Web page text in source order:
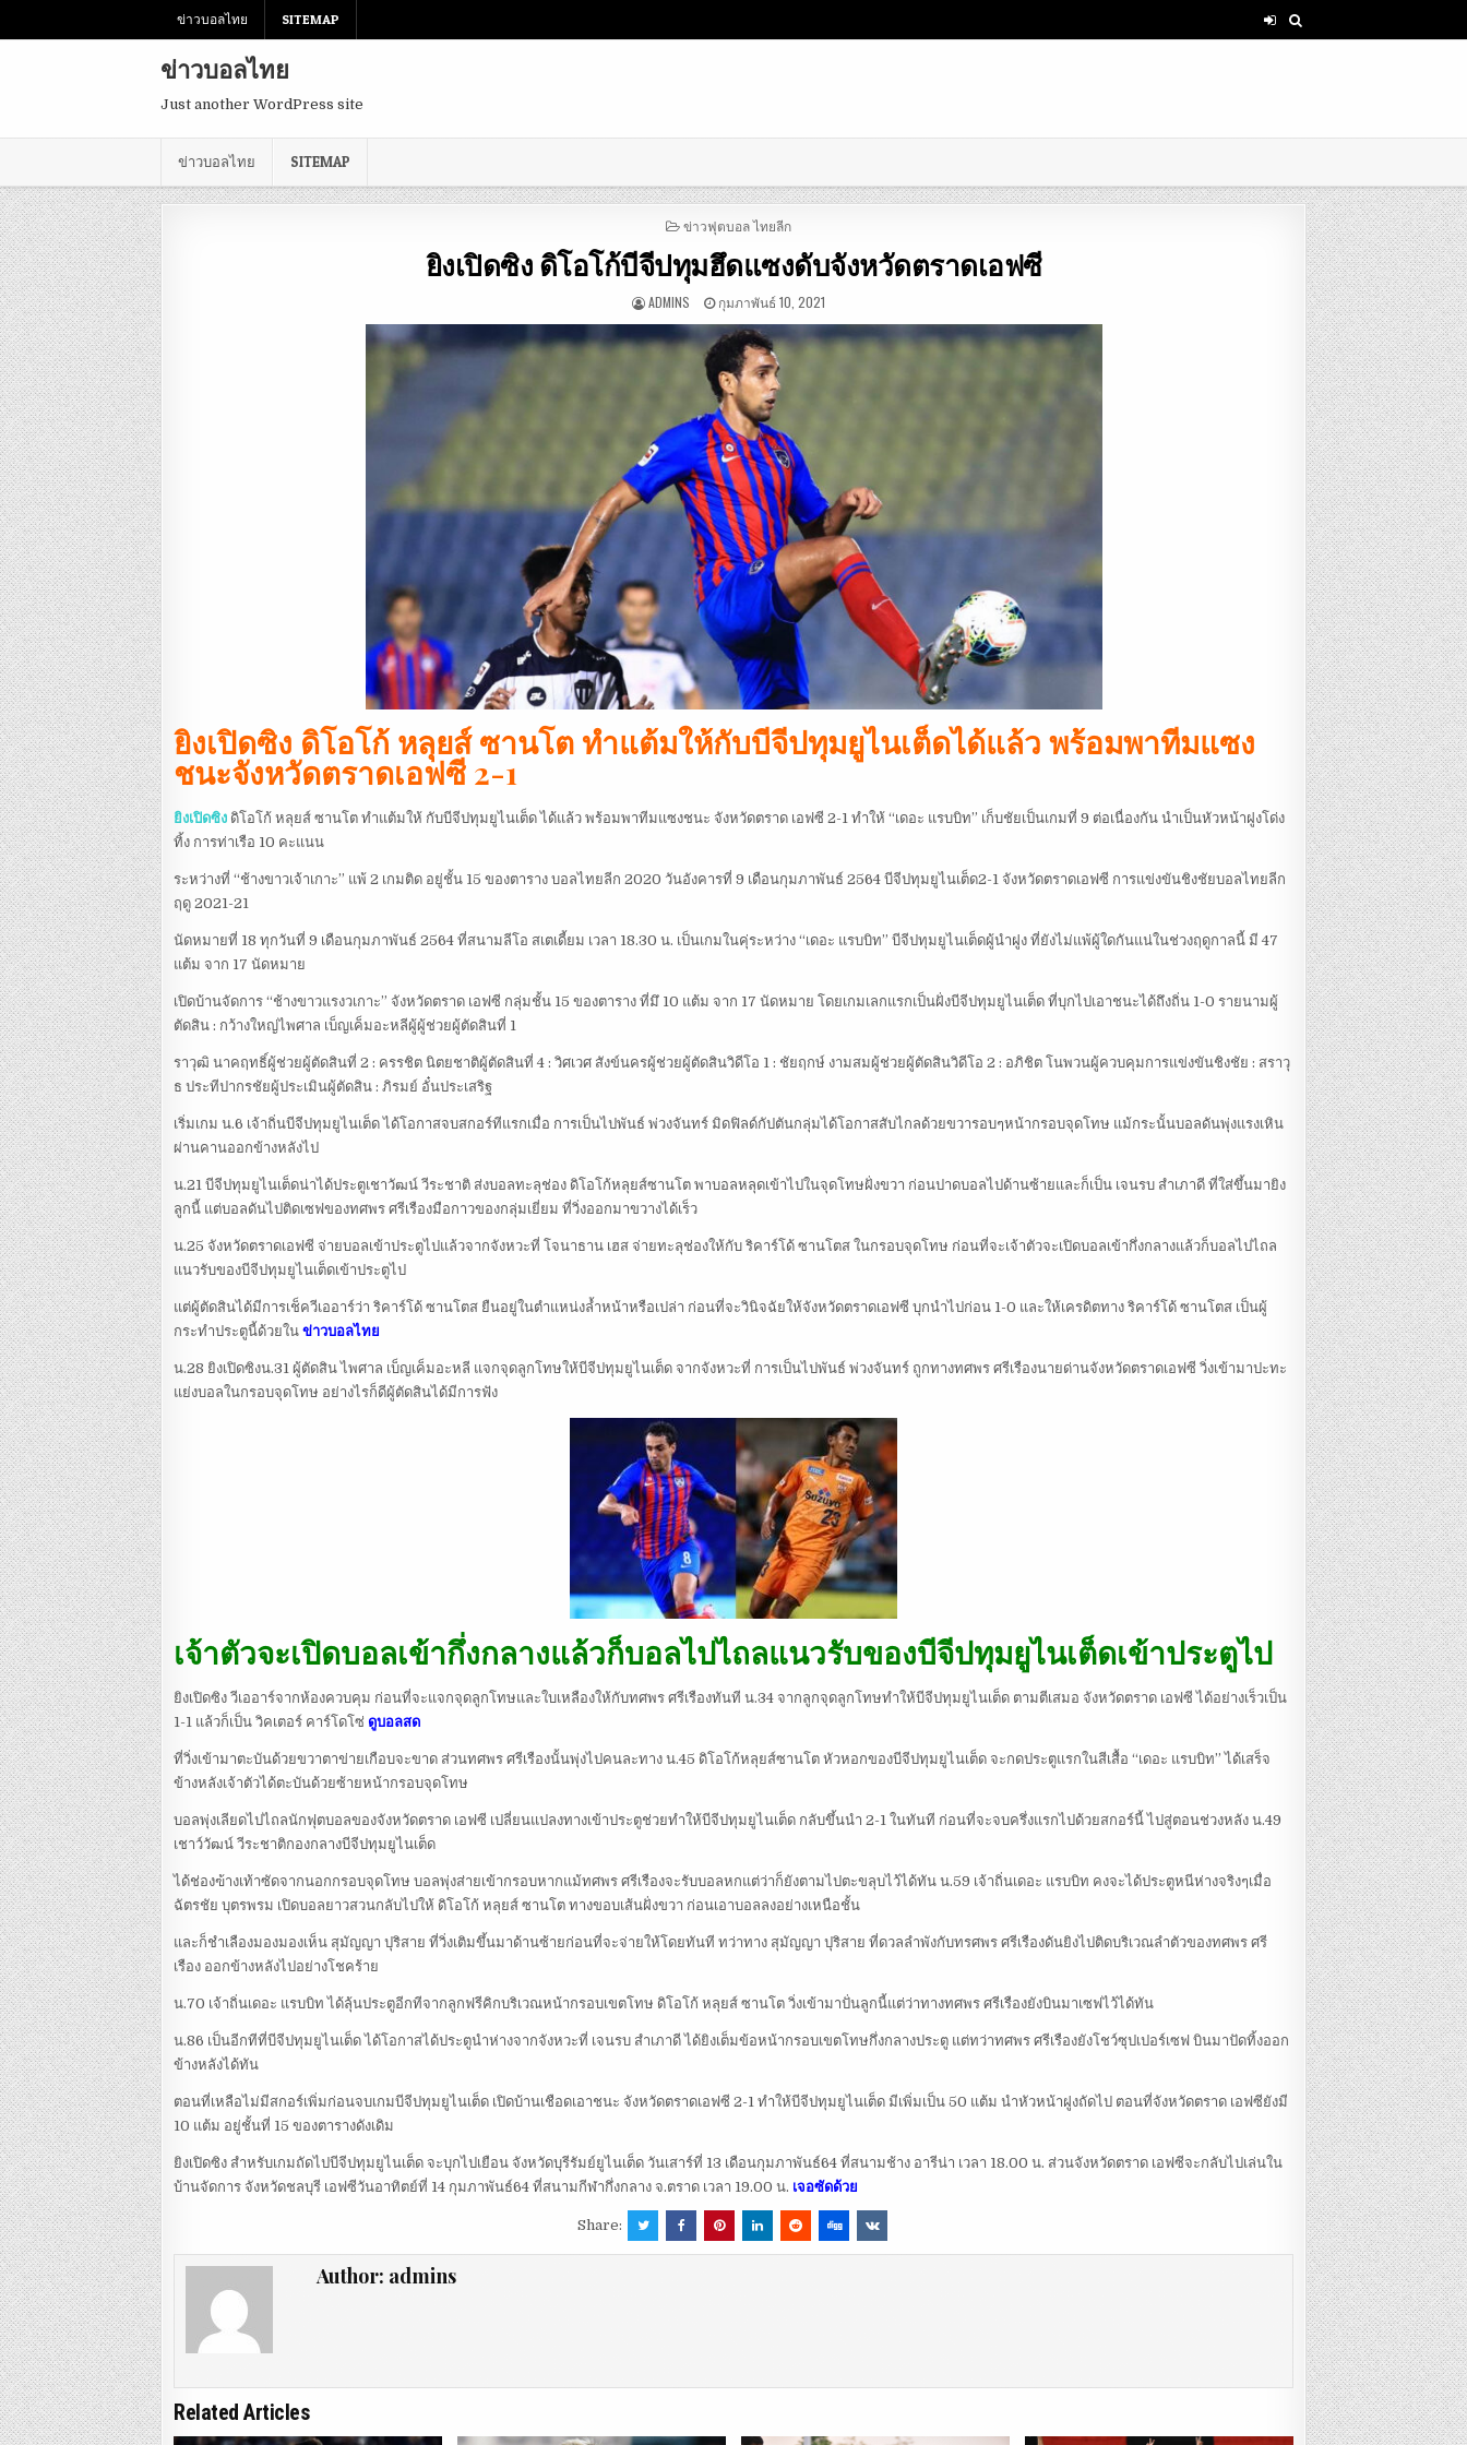
ข่าวบอลไทย SITEMAP
ข่าวบอลไทย
Just another WordPress site
ข่าวบอลไทย SITEMAP
POSTED
ข่าวฟุตบอล ไทยลีก
ยิงเปิดซิง ดิโอโก้บีจีปทุมฮึดแซงดับจังหวัดตราดเอฟซี
ADMINS กุมภาพันธ์ 10, 2021
ยิงเปิดซิง ดิโอโก้ หลุยส์ ซานโต ทำแต้มให้กับบีจีปทุมยูไนเต็ดได้แล้ว พร้อมพาทีมแซง
ชนะจังหวัดตราดเอฟซี 2-1
ยิงเปิดซิง ดิโอโก้ หลุยส์ ซานโต ทำแต้มให้ กับบีจีปทุมยูไนเต็ด ได้แล้ว พร้อมพาทีมแซงชนะ จังหวัดตราด เอฟซี 2-1 ทำให้ “เดอะ แรบบิท” เก็บชัยเป็นเกมที่ 9 ต่อเนื่องกัน นำเป็นหัวหน้าฝูงโด่ง
ทิ้ง การท่าเรือ 10 คะแนน
ระหว่างที่ “ช้างขาวเจ้าเกาะ” แพ้ 2 เกมติด อยู่ชั้น 15 ของตาราง บอลไทยลีก 2020 วันอังคารที่ 9 เดือนกุมภาพันธ์ 2564 บีจีปทุมยูไนเต็ด2-1 จังหวัดตราดเอฟซี การแข่งขันชิงชัยบอลไทยลีก
ฤดู 2021-21
นัดหมายที่ 18 ทุกวันที่ 9 เดือนกุมภาพันธ์ 2564 ที่สนามลีโอ สเตเดี้ยม เวลา 18.30 น. เป็นเกมในคุ่ระหว่าง “เดอะ แรบบิท” บีจีปทุมยูไนเต็ดผู้นำฝูง ที่ยังไม่แพ้ผู้ใดกันแน่ในช่วงฤดูกาลนี้ มี 47
แต้ม จาก 17 นัดหมาย
เปิดบ้านจัดการ “ช้างขาวแรงวเกาะ” จังหวัดตราด เอฟซี กลุ่มชั้น 15 ของตาราง ที่มึ 10 แต้ม จาก 17 นัดหมาย โดยเกมเลกแรกเป็นฝั่งบีจีปทุมยูไนเต็ด ที่บุกไปเอาชนะได้ถึงถิ่น 1-0 รายนามผู้
ตัดสิน : กว้างใหญ่ไพศาล เบ็ญเค็มอะหลีผู้ผู้ช่วยผู้ตัดสินที่ 1
ราวุฒิ นาคฤทธิ์ผู้ช่วยผู้ตัดสินที่ 2 : ครรชิต นิตยชาติผู้ตัดสินที่ 4 : วิศเวศ สังข์นครผู้ช่วยผู้ตัดสินวิดีโอ 1 : ชัยฤกษ์ งามสมผู้ช่วยผู้ตัดสินวิดีโอ 2 : อภิชิต โนพวนผู้ควบคุมการแข่งขันชิงชัย : สราวุ
ธ ประทีปากรชัยผู้ประเมินผู้ตัดสิน : ภิรมย์ อั๋นประเสริฐ
เริ่มเกม น.6 เจ้าถิ่นบีจีปทุมยูไนเต็ด ได้โอกาสจบสกอร์ทีแรกเมื่อ การเป็นไปพันธ์ พ่วงจันทร์ มิดฟิลด์กัปตันกลุ่มได้โอกาสสับไกลด้วยขวารอบๆหน้ากรอบจุดโทษ แม้กระนั้นบอลดันพุ่งแรงเหิน
ผ่านคานออกข้างหลังไป
น.21 บีจีปทุมยูไนเต็ดน่าได้ประตูเชาวัฒน์ วีระชาติ ส่งบอลทะลุช่อง ดิโอโก้หลุยส์ซานโต พาบอลหลุดเข้าไปในจุดโทษฝั่งขวา ก่อนปาดบอลไปด้านซ้ายและก็เป็น เจนรบ สำเภาดี ที่ใส่ขึ้นมายิง
ลูกนี้ แต่บอลดันไปติดเซฟของทศพร ศรีเรืองมือกาวของกลุ่มเยี่ยม ที่วิ่งออกมาขวางได้เร็ว
น.25 จังหวัดตราดเอฟซี จ่ายบอลเข้าประตูไปแล้วจากจังหวะที่ โจนาธาน เฮส จ่ายทะลุช่องให้กับ ริคาร์โด้ ซานโตส ในกรอบจุดโทษ ก่อนที่จะเจ้าตัวจะเปิดบอลเข้ากึ่งกลางแล้วก็บอลไปไถล
แนวรับของบีจีปทุมยูไนเต็ดเข้าประตูไป
แต่ผู้ตัดสินได้มีการเช็ควีเออาร์ว่า ริคาร์โด้ ซานโตส ยืนอยู่ในตำแหน่งล้ำหน้าหรือเปล่า ก่อนที่จะวินิจฉัยให้จังหวัดตราดเอฟซี บุกนำไปก่อน 1-0 และให้เครดิตทาง ริคาร์โด้ ซานโตส เป็นผู้
กระทำประตูนี้ด้วยใน ข่าวบอลไทย
น.28 ยิงเปิดซิงน.31 ผู้ตัดสิน ไพศาล เบ็ญเค็มอะหลี แจกจุดลูกโทษให้บีจีปทุมยูไนเต็ด จากจังหวะที่ การเป็นไปพันธ์ พ่วงจันทร์ ถูกทางทศพร ศรีเรืองนายด่านจังหวัดตราดเอฟซี วิ่งเข้ามาปะทะ
แย่งบอลในกรอบจุดโทษ อย่างไรก็ดีผู้ตัดสินได้มีการฟัง
เจ้าตัวจะเปิดบอลเข้ากึ่งกลางแล้วก็บอลไปไถลแนวรับของบีจีปทุมยูไนเต็ดเข้าประตูไป
ยิงเปิดซิง วีเออาร์จากห้องควบคุม ก่อนที่จะแจกจุดลูกโทษและใบเหลืองให้กับทศพร ศรีเรืองทันที น.34 จากลูกจุดลูกโทษทำให้บีจีปทุมยูไนเต็ด ตามตีเสมอ จังหวัดตราด เอฟซี ได้อย่างเร็วเป็น
1-1 แล้วก็เป็น วิคเตอร์ คาร์โดโซ่ ดูบอลสด
ที่วิ่งเข้ามาตะบันด้วยขวาตาข่ายเกือบจะขาด ส่วนทศพร ศรีเรืองนั้นพุ่งไปคนละทาง น.45 ดิโอโก้หลุยส์ซานโต หัวหอกของบีจีปทุมยูไนเต็ด จะกดประตูแรกในสีเสื้อ “เดอะ แรบบิท” ได้เสร็จ
ข้างหลังเจ้าตัวได้ตะบันด้วยซ้ายหน้ากรอบจุดโทษ
บอลพุ่งเลียดไปไถลนักฟุตบอลของจังหวัดตราด เอฟซี เปลี่ยนแปลงทางเข้าประตูช่วยทำให้บีจีปทุมยูไนเต็ด กลับขึ้นนำ 2-1 ในทันที ก่อนที่จะจบครึ่งแรกไปด้วยสกอร์นี้ ไปสู่ตอนช่วงหลัง น.49
เชาว์วัฒน์ วีระชาติกองกลางบีจีปทุมยูไนเต็ด
ได้ช่องฃ้างเท้าซัดจากนอกกรอบจุดโทษ บอลพุ่งส่ายเข้ากรอบหากแม้ทศพร ศรีเรืองจะรับบอลหกแต่ว่าก็ยังตามไปตะขลุบไว้ได้ทัน น.59 เจ้าถิ่นเดอะ แรบบิท คงจะได้ประตูหนีห่างจริงๆเมื่อ
ฉัตรชัย บุตรพรม เปิดบอลยาวสวนกลับไปให้ ดิโอโก้ หลุยส์ ซานโต ทางขอบเส้นฝั่งขวา ก่อนเอาบอลลงอย่างเหนือชั้น
และก็ชำเลืองมองมองเห็น สุมัญญา ปุริสาย ที่วิ่งเติมขึ้นมาด้านซ้ายก่อนที่จะจ่ายให้โดยทันที ทว่าทาง สุมัญญา ปุริสาย ที่ดวลลำพังกับทรศพร ศรีเรืองดันยิงไปติดบริเวณลำตัวของทศพร ศรี
เรือง ออกข้างหลังไปอย่างโชคร้าย
น.70 เจ้าถิ่นเดอะ แรบบิท ได้ลุ้นประตูอีกทีจากลูกฟรีคิกบริเวณหน้ากรอบเขตโทษ ดิโอโก้ หลุยส์ ซานโต วิ่งเข้ามาปั่นลูกนี้แต่ว่าทางทศพร ศรีเรืองยังบินมาเซฟไว้ได้ทัน
น.86 เป็นอีกทีที่บีจีปทุมยูไนเต็ด ได้โอกาสได้ประตูนำห่างจากจังหวะที่ เจนรบ สำเภาดี ได้ยิงเต็มข้อหน้ากรอบเขตโทษกึ่งกลางประตู แต่ทว่าทศพร ศรีเรืองยังโชว์ซุปเปอร์เซฟ บินมาปัดทิ้งออก
ข้างหลังได้ทัน
ตอนที่เหลือไม่มีสกอร์เพิ่มก่อนจบเกมบีจีปทุมยูไนเต็ด เปิดบ้านเชือดเอาชนะ จังหวัดตราดเอฟซี 2-1 ทำให้บีจีปทุมยูไนเต็ด มีเพิ่มเป็น 50 แต้ม นำหัวหน้าฝูงถัดไป ตอนที่จังหวัดตราด เอฟซียังมี
10 แต้ม อยู่ชั้นที่ 15 ของตารางดังเดิม
ยิงเปิดซิง สำหรับเกมถัดไปบีจีปทุมยูไนเต็ด จะบุกไปเยือน จังหวัดบุรีรัมย์ยูไนเต็ด วันเสาร์ที่ 13 เดือนกุมภาพันธ์64 ที่สนามช้าง อารีน่า เวลา 18.00 น. ส่วนจังหวัดตราด เอฟซีจะกลับไปเล่นใน
บ้านจัดการ จังหวัดชลบุรี เอฟซีวันอาทิตย์ที่ 14 กุมภาพันธ์64 ที่สนามกีฬากึ่งกลาง จ.ตราด เวลา 19.00 น. เจอซัดด้วย
Share:
Author: admins
Related Articles